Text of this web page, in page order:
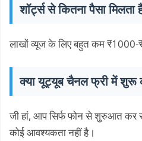
शॉर्ट्स से कितना पैसा मिलता
लाखों व्यूज के लिए बहुत कम ₹1000-
क्या यूट्यूब चैनल फ्री में
जी हां, आप सिर्फ फोन से शुरुआत
कोई आवश्यकता नहीं है।